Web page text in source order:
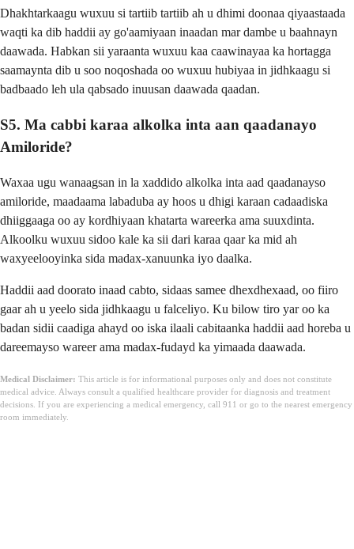
Dhakhtarkaagu wuxuu si tartiib tartiib ah u dhimi doonaa qiyaastaada
waqti ka dib haddii ay go'aamiyaan inaadan mar dambe u baahnayn
daawada. Habkan sii yaraanta wuxuu kaa caawinayaa ka hortagga
saamaynta dib u soo noqoshada oo wuxuu hubiyaa in jidhkaagu si
badbaado leh ula qabsado inuusan daawada qaadan.
S5. Ma cabbi karaa alkolka inta aan qaadanayo
Amiloride?
Waxaa ugu wanaagsan in la xaddido alkolka inta aad qaadanayso
amiloride, maadaama labaduba ay hoos u dhigi karaan cadaadiska
dhiiggaaga oo ay kordhiyaan khatarta wareerka ama suuxdinta.
Alkoolku wuxuu sidoo kale ka sii dari karaa qaar ka mid ah
waxyeelooyinka sida madax-xanuunka iyo daalka.
Haddii aad doorato inaad cabto, sidaas samee dhexdhexaad, oo fiiro
gaar ah u yeelo sida jidhkaagu u falceliyo. Ku bilow tiro yar oo ka
badan sidii caadiga ahayd oo iska ilaali cabitaanka haddii aad horeba u
dareemayso wareer ama madax-fudayd ka yimaada daawada.
Medical Disclaimer: This article is for informational purposes only and does not constitute
medical advice. Always consult a qualified healthcare provider for diagnosis and treatment
decisions. If you are experiencing a medical emergency, call 911 or go to the nearest emergency
room immediately.